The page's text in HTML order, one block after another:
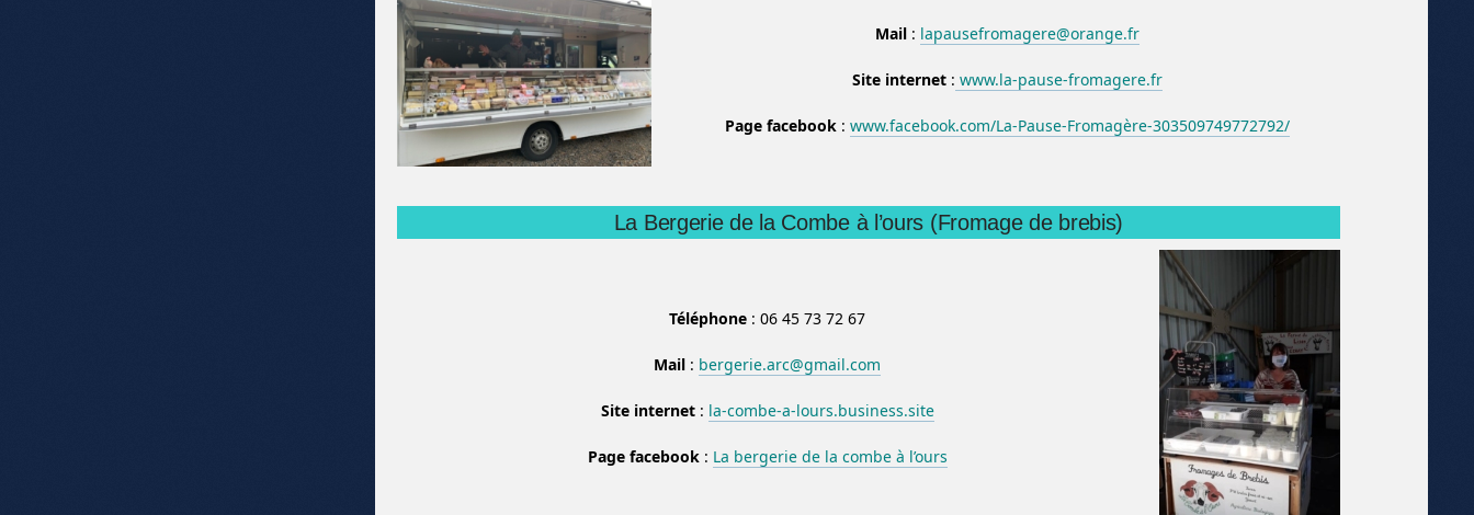
Mail: lapausefromagere@orange.fr
Site internet: www.la-pause-fromagere.fr
Page facebook: www.facebook.com/La-Pause-Fromagère-303509749772792/
La Bergerie de la Combe à l’ours (Fromage de brebis)
Téléphone : 06 45 73 72 67
Mail : bergerie.arc@gmail.com
Site internet: la-combe-a-lours.business.site
Page facebook: La bergerie de la combe à l’ours